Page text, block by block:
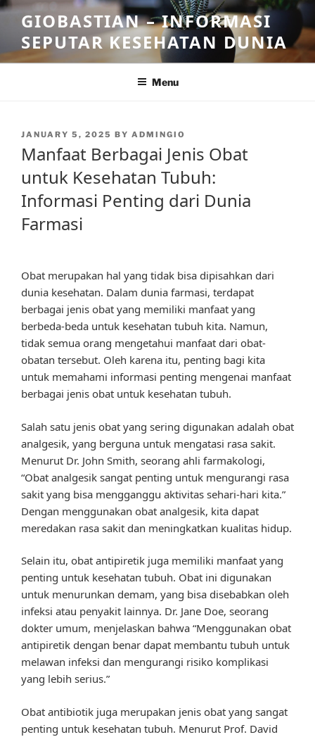
Skip
content
GIOBASTIAN – INFORMASI
SEPUTAR KESEHATAN DUNIA
Menu
POSTED
JANUARY 5, 2025 BY ADMINGIO
Manfaat Berbagai Jenis Obat
untuk Kesehatan Tubuh:
Informasi Penting dari Dunia
Farmasi
Obat merupakan hal yang tidak bisa dipisahkan dari
dunia kesehatan. Dalam dunia farmasi, terdapat
berbagai jenis obat yang memiliki manfaat yang
berbeda-beda untuk kesehatan tubuh kita. Namun,
tidak semua orang mengetahui manfaat dari obat-
obatan tersebut. Oleh karena itu, penting bagi kita
untuk memahami informasi penting mengenai manfaat
berbagai jenis obat untuk kesehatan tubuh.
Salah satu jenis obat yang sering digunakan adalah obat
analgesik, yang berguna untuk mengatasi rasa sakit.
Menurut Dr. John Smith, seorang ahli farmakologi,
“Obat analgesik sangat penting untuk mengurangi rasa
sakit yang bisa mengganggu aktivitas sehari-hari kita.”
Dengan menggunakan obat analgesik, kita dapat
meredakan rasa sakit dan meningkatkan kualitas hidup.
Selain itu, obat antipiretik juga memiliki manfaat yang
penting untuk kesehatan tubuh. Obat ini digunakan
untuk menurunkan demam, yang bisa disebabkan oleh
infeksi atau penyakit lainnya. Dr. Jane Doe, seorang
dokter umum, menjelaskan bahwa “Menggunakan obat
antipiretik dengan benar dapat membantu tubuh untuk
melawan infeksi dan mengurangi risiko komplikasi
yang lebih serius.”
Obat antibiotik juga merupakan jenis obat yang sangat
penting untuk kesehatan tubuh. Menurut Prof. David